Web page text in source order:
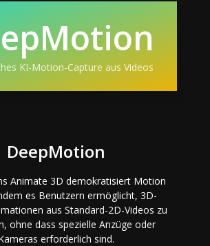
KI-Motion-Capture aus Videos
DeepMotion
Animate 3D demokratisiert Motion
es Benutzern ermöglicht, 3D-
aus Standard-2D-Videos zu
ohne dass spezielle Anzüge oder
erforderlich sind.